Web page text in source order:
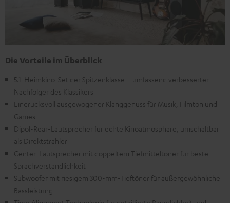
Die Vorteile im Überblick
5.1-Heimkino-Set der Spitzenklasse – umfassend verbesserter
Nachfolger des Klassikers
Eindrucksvoll ausgewogener Klanggenuss für Musik, Filmton und
Games
Dipol-Rear-Lautsprecher für echte Kinoatmosphäre, umschaltbar
als Direktstrahler
Center-Lautsprecher mit doppeltem Tiefmitteltöner für beste
Sprachverständlichkeit
Subwoofer mit riesigem 300-mm-Tieftöner für außergewöhnliche
Bassleistung